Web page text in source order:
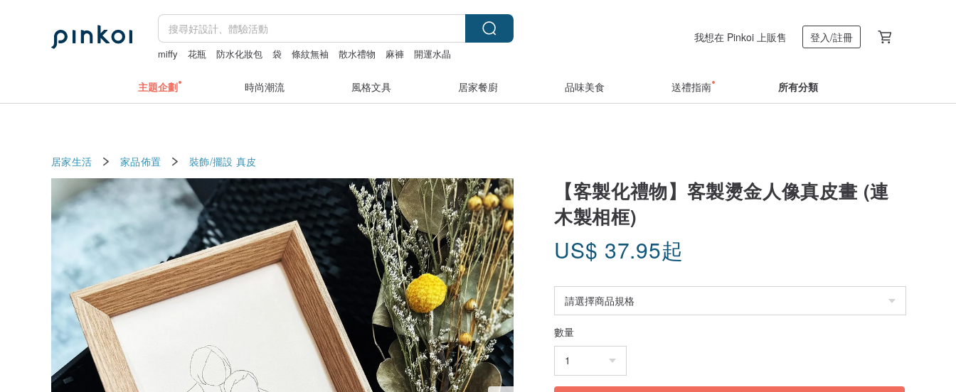
miffy 花瓶 防水化妝包 袋 條紋無袖 散水禮物 麻褲 開運水晶
我想在 Pinkoi 上販售 登入/註冊
主題企劃 時尚潮流 風格文具 居家餐廚 品味美食 送禮指南 所有分類
居家生活 家品佈置 裝飾/擺設 真皮
【客製化禮物】客製燙金人像真皮畫 (連
木製相框)
US$ 37.95起
數量